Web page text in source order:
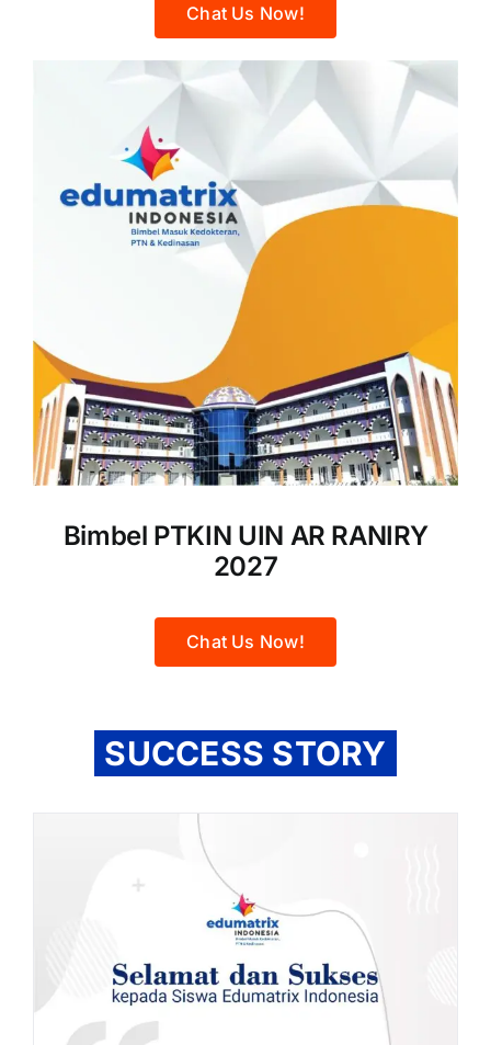
Chat Us Now!
Bimbel PTKIN UIN AR RANIRY
2027
Chat Us Now!
SUCCESS STORY